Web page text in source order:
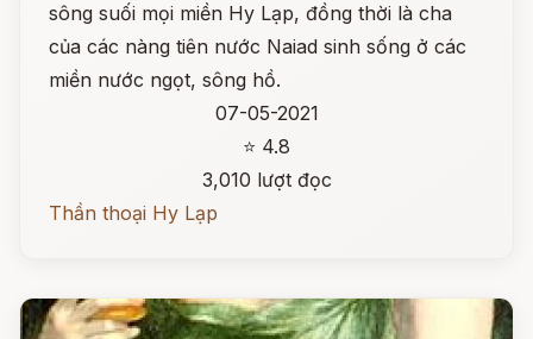
sông suối mọi miền Hy Lạp, đồng thời là cha
của các nàng tiên nước Naiad sinh sống ở các
miền nước ngọt, sông hồ.
07-05-2021
⭐ 4.8
3,010 lượt đọc
Thần thoại Hy Lạp